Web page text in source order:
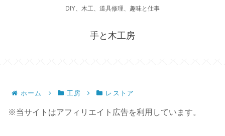
DIY、木工、道具修理、趣味と仕事
手と木工房
ホーム 工房 レストア
※当サイトはアフィリエイト広告を利用しています。